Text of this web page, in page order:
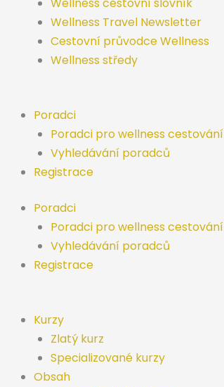
Wellness Travel Newsletter
Cestovní průvodce Wellness
Wellness středy
Poradci
Poradci pro wellness cestování
Vyhledávání poradců
Registrace
Poradci
Poradci pro wellness cestování
Vyhledávání poradců
Registrace
Kurzy
Zlatý kurz
Specializované kurzy
Obsah